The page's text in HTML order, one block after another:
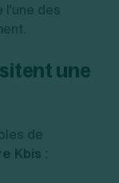
l'une des
une
de
Kbis :